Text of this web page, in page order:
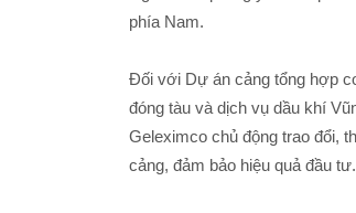
phía Nam.
Đối với Dự án cảng tổng hợp
đóng tàu và dịch vụ dầu khí
Geleximco chủ động trao đổi,
cảng, đảm bảo hiệu quả đầu tư.